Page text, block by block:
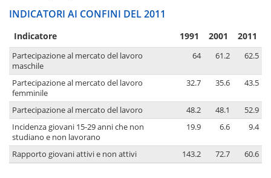
INDICATORI AI CONFINI DEL 2011
Indicatore 1991 2001 2011
Partecipazione al mercato del lavoro
maschile
64 61.2 62.5
Partecipazione al mercato del lavoro
femminile
32.7 35.6 43.5
Partecipazione al mercato del lavoro 48.2 48.1
52.9
Incidenza giovani 15-29 anni che non
studiano e non lavorano
19.9 6.6 9.4
Rapporto giovani attivi e non attivi 143.2 72.7 60.6